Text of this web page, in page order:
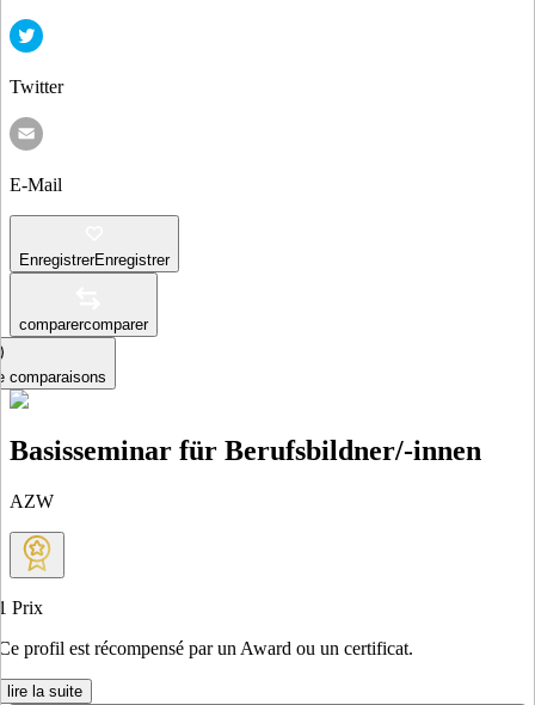
Twitter
E-Mail
EnregistrerEnregistrer
comparercomparer
comparaisons
Basisseminar für Berufsbildner/-innen
AZW
Prix
profil est récompensé par un Award ou un certificat.
lire la suite